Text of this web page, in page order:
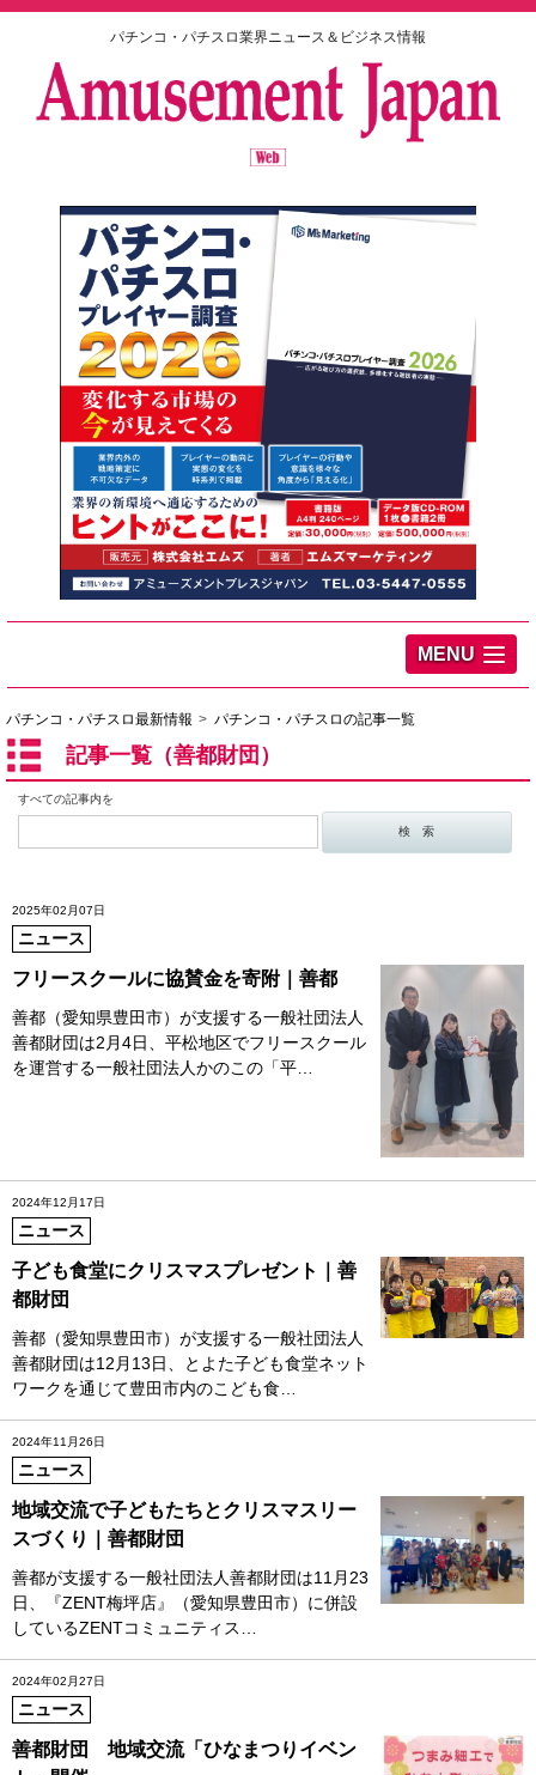
パチンコ・パチスロ業界ニュース＆ビジネス情報
MENU
パチンコ・パチスロ最新情報 パチンコ・パチスロの記事一覧
記事一覧（善都財団）
すべての記事内を
2025年02月07日
ニュース
フリースクールに協賛金を寄附｜善都
善都（愛知県豊田市）が支援する一般社団法人
善都財団は2月4日、平松地区でフリースクール
を運営する一般社団法人かのこの「平…
2024年12月17日
ニュース
子ども食堂にクリスマスプレゼント｜善
都財団
善都（愛知県豊田市）が支援する一般社団法人
善都財団は12月13日、とよた子ども食堂ネット
ワークを通じて豊田市内のこども食…
2024年11月26日
ニュース
地域交流で子どもたちとクリスマスリー
スづくり｜善都財団
善都が支援する一般社団法人善都財団は11月23
日、『ZENT梅坪店』（愛知県豊田市）に併設
しているZENTコミュニティス…
2024年02月27日
ニュース
善都財団 地域交流「ひなまつりイベン